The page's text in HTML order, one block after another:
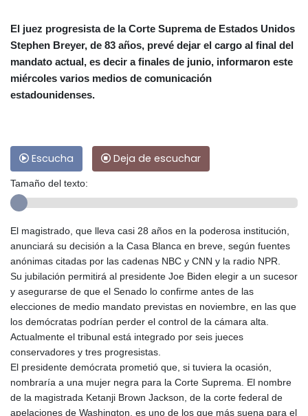
El juez progresista de la Corte Suprema de Estados Unidos
Stephen Breyer, de 83 años, prevé dejar el cargo al final del
mandato actual, es decir a finales de junio, informaron este
miércoles varios medios de comunicación
estadounidenses.
Escucha Deja de escuchar
Tamaño del texto:
El magistrado, que lleva casi 28 años en la poderosa institución,
anunciará su decisión a la Casa Blanca en breve, según fuentes
anónimas citadas por las cadenas NBC y CNN y la radio NPR.
Su jubilación permitirá al presidente Joe Biden elegir a un sucesor
y asegurarse de que el Senado lo confirme antes de las
elecciones de medio mandato previstas en noviembre, en las que
los demócratas podrían perder el control de la cámara alta.
Actualmente el tribunal está integrado por seis jueces
conservadores y tres progresistas.
El presidente demócrata prometió que, si tuviera la ocasión,
nombraría a una mujer negra para la Corte Suprema. El nombre
de la magistrada Ketanji Brown Jackson, de la corte federal de
apelaciones de Washington, es uno de los que más suena para el